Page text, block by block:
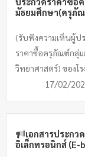
มัธยมศึกษา(ครุภัณ
(รับฟังความเห็นผู้ป
ราคาซื้อครุภัณฑ์กลุ่
วิทยาศาสตร์) ของโร
17/02/
เอกสารประกว
อิเล็กทรอนิกส์ (E-